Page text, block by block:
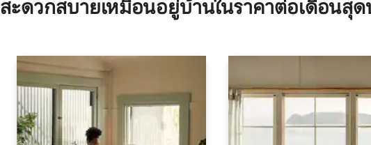
สะดวกสบายเหมือนอยู่บ้านในราคาต่อเดือนสุ